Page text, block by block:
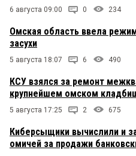
6 августа 09:00 0 234
Омская область ввела
засухи
5 августа 18:07 6 490
КСУ взялся за ремонт
крупнейшем омском
5 августа 17:25 2 675
Киберсыщики вычислили и
омичей за продажи